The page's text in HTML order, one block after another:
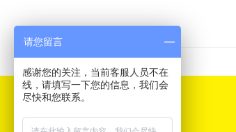
请您留言
感谢您的关注，当前客服人员不在
线，请填写一下您的信息，我们会
尽快和您联系。